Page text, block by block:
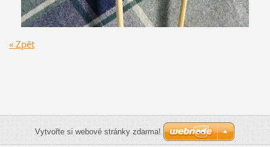
« Zpět
Vytvořte si webové stránky zdarma!